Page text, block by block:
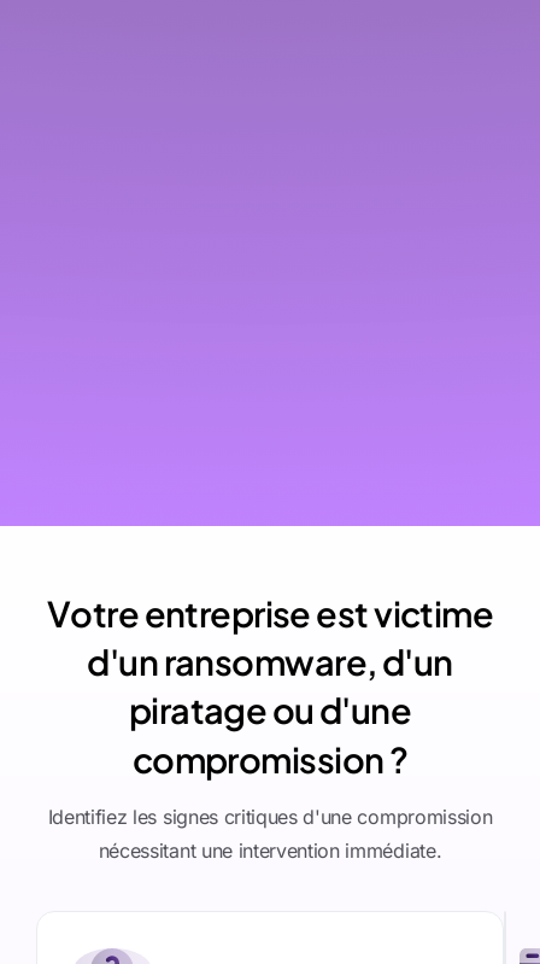
Votreentrepriseestvictime
d'unransomware,d'un
piratageoud'une
compromission?
Identifiez les signes critiques d'une compromission
nécessitant une intervention immédiate.